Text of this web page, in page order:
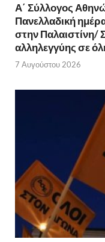
Α΄ Σύλλογος
Πανελλαδική
στην Παλαιστίνη/
αλληλεγγύης σε
7 Αυγούστου 2026